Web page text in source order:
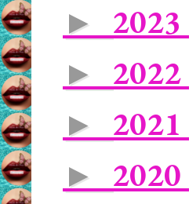
► 2023
► 2022
► 2021
► 2020